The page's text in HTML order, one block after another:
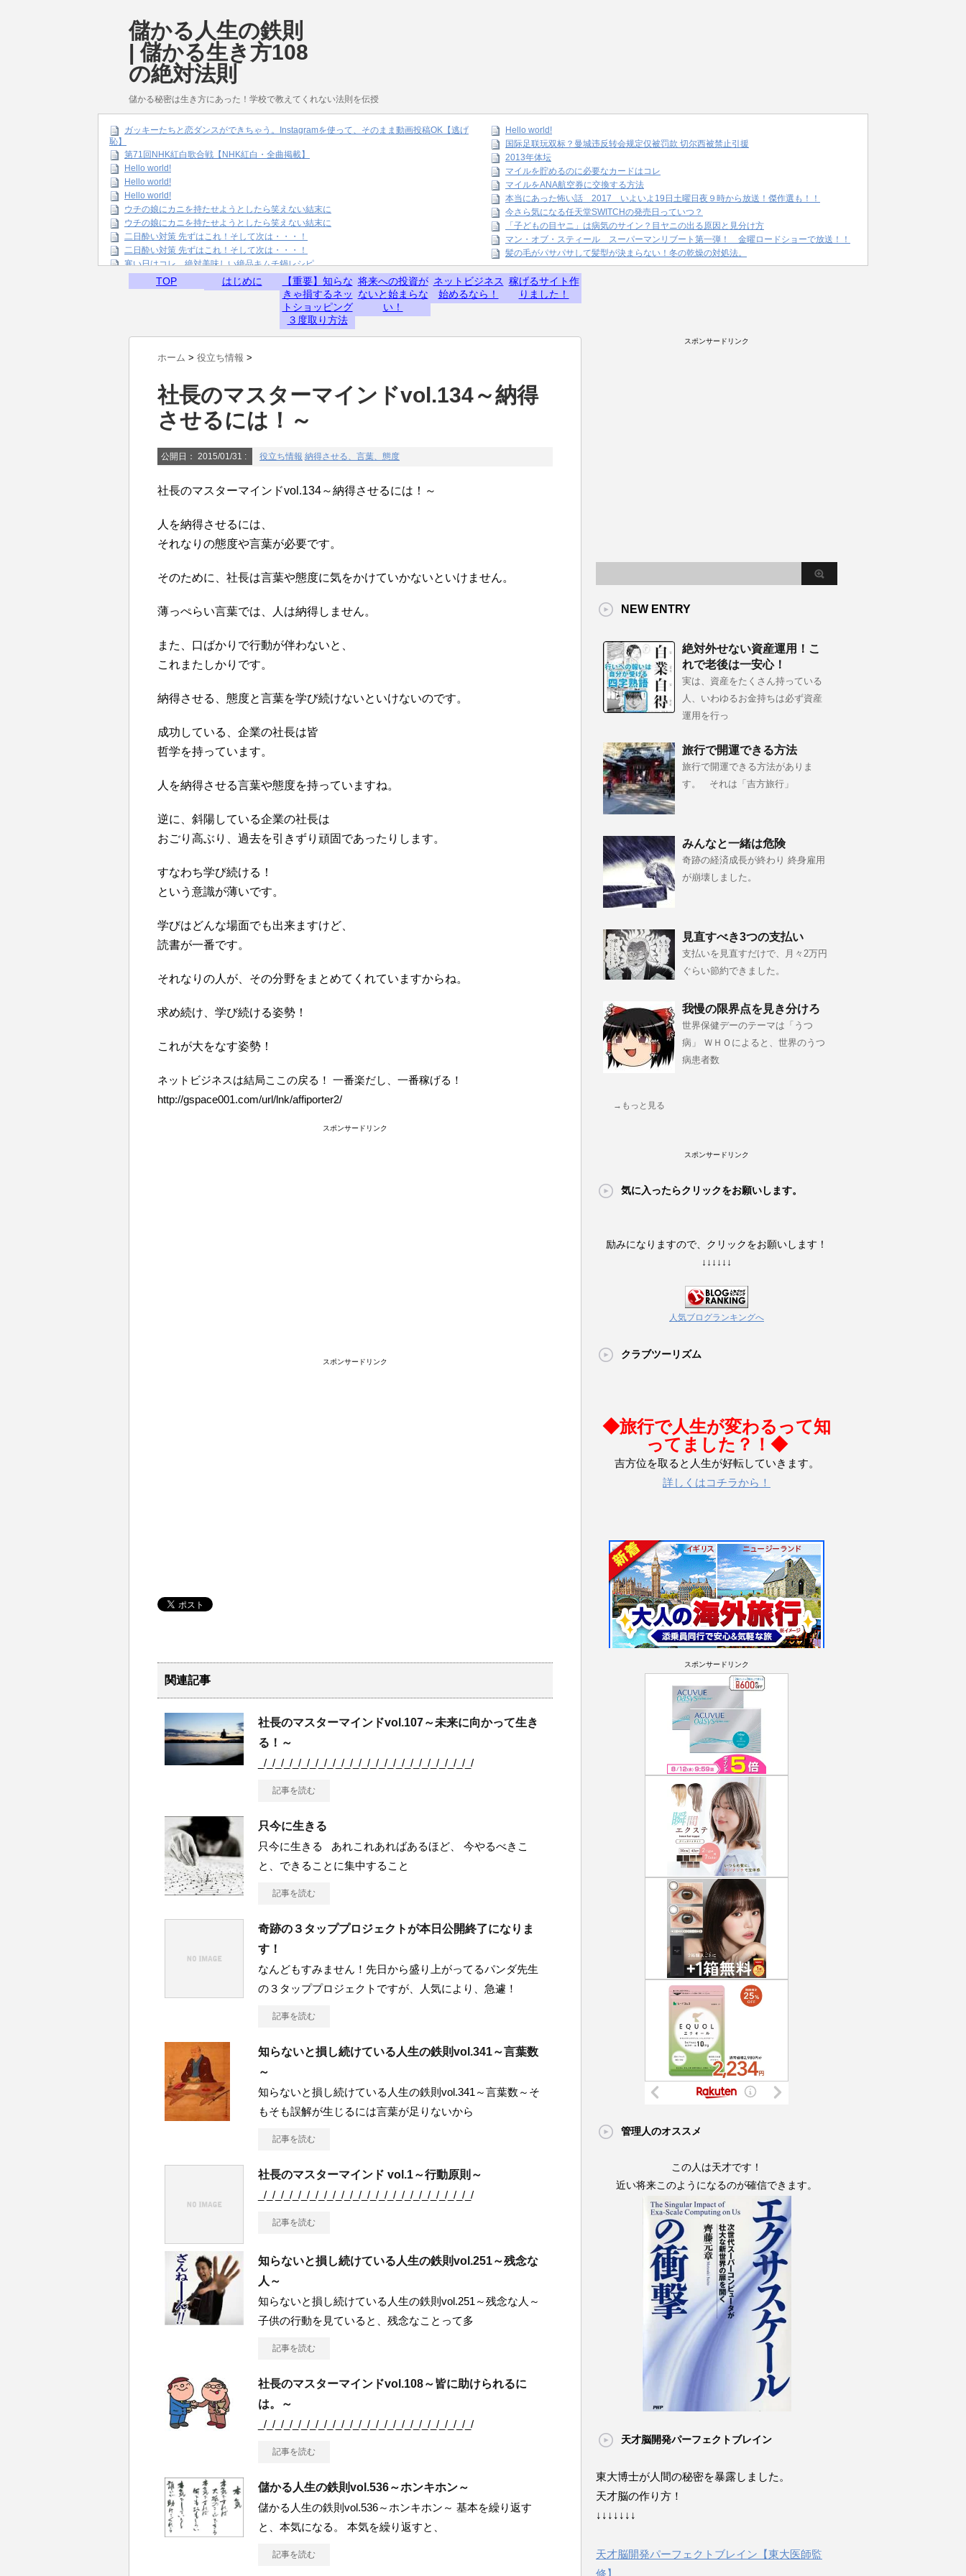
儲かる人生の鉄則
| 儲かる生き方108
の絶対法則
儲かる秘密は生き方にあった！学校で教えてくれない法則を伝授
ガッキーたちと恋ダンスができちゃう。Instagramを使って、そのまま動画投稿OK【逃げ
恥】
第71回NHK紅白歌合戦【NHK紅白・全曲掲載】
Hello world!
Hello world!
Hello world!
ウチの娘にカニを持たせようとしたら笑えない結末に
ウチの娘にカニを持たせようとしたら笑えない結末に
二日酔い対策 先ずはこれ！そして次は・・・！
二日酔い対策 先ずはこれ！そして次は・・・！
寒い日はコレ。絶対美味しい絶品キムチ鍋レシピ
Powered by livedoor 相互RSS
Hello world!
国际足联玩双标？曼城违反转会规定仅被罚款 切尔西被禁止引援
2013年体坛
マイルを貯めるのに必要なカードはコレ
マイルをANA航空券に交換する方法
本当にあった怖い話 2017 いよいよ19日土曜日夜９時から放送！傑作選も！！
今さら気になる任天堂SWITCHの発売日っていつ？
「子どもの目ヤニ」は病気のサイン？目ヤニの出る原因と見分け方
マン・オブ・スティール スーパーマンリブート第一弾！ 金曜ロードショーで放送！！
髪の毛がパサパサして髪型が決まらない！冬の乾燥の対処法。
TOP はじめに
【重要】知らな
きゃ損するネッ
トショッピング
３度取り方法
将来への投資が
ないと始まらな
い！
ネットビジネス
始めるなら！
稼げるサイト作
りました！
ホーム > 役立ち情報 >
社長のマスターマインドvol.134～納得
させるには！～
公開日： 2015/01/31 : 役立ち情報 納得させる、言葉、態度
社長のマスターマインドvol.134～納得させるには！～
人を納得させるには、
それなりの態度や言葉が必要です。
そのために、社長は言葉や態度に気をかけていかないといけません。
薄っぺらい言葉では、人は納得しません。
また、口ばかりで行動が伴わないと、
これまたしかりです。
納得させる、態度と言葉を学び続けないといけないのです。
成功している、企業の社長は皆
哲学を持っています。
人を納得させる言葉や態度を持っていますね。
逆に、斜陽している企業の社長は
おごり高ぶり、過去を引きずり頑固であったりします。
すなわち学び続ける！
という意識が薄いです。
学びはどんな場面でも出来ますけど、
読書が一番です。
それなりの人が、その分野をまとめてくれていますからね。
求め続け、学び続ける姿勢！
これが大をなす姿勢！
ネットビジネスは結局ここの戻る！ 一番楽だし、一番稼げる！
http://gspace001.com/url/lnk/affiporter2/
スポンサードリンク
スポンサードリンク
関連記事
社長のマスターマインドvol.107～未来に向かって生き
る！～
_/_/_/_/_/_/_/_/_/_/_/_/_/_/_/_/_/_/_/_/_/_/_/_/_/
記事を読む
只今に生きる
只今に生きる あれこれあればあるほど、 今やるべきこ
と、できることに集中すること
記事を読む
奇跡の３タッププロジェクトが本日公開終了になりま
す！
なんどもすみません！先日から盛り上がってるパンダ先生
の３タッププロジェクトですが、人気により、急遽！
記事を読む
知らないと損し続けている人生の鉄則vol.341～言葉数
～
知らないと損し続けている人生の鉄則vol.341～言葉数～そ
もそも誤解が生じるには言葉が足りないから
記事を読む
社長のマスターマインド vol.1～行動原則～
_/_/_/_/_/_/_/_/_/_/_/_/_/_/_/_/_/_/_/_/_/_/_/_/_/
記事を読む
知らないと損し続けている人生の鉄則vol.251～残念な
人～
知らないと損し続けている人生の鉄則vol.251～残念な人～
子供の行動を見ていると、残念なことって多
記事を読む
社長のマスターマインドvol.108～皆に助けられるに
は。～
_/_/_/_/_/_/_/_/_/_/_/_/_/_/_/_/_/_/_/_/_/_/_/_/_/
記事を読む
儲かる人生の鉄則vol.536～ホンキホン～
儲かる人生の鉄則vol.536～ホンキホン～ 基本を繰り返す
と、本気になる。 本気を繰り返すと、
記事を読む
スポンサードリンク
NEW ENTRY
絶対外せない資産運用！こ
れで老後は一安心！
実は、資産をたくさん持っている
人、いわゆるお金持ちは必ず資産
運用を行っ
旅行で開運できる方法
旅行で開運できる方法がありま
す。 それは「吉方旅行」
みんなと一緒は危険
奇跡の経済成長が終わり 終身雇用
が崩壊しました。
見直すべき3つの支払い
支払いを見直すだけで、月々2万円
ぐらい節約できました。
我慢の限界点を見き分けろ
世界保健デーのテーマは「うつ
病」 ＷＨＯによると、世界のうつ
病患者数
→もっと見る
スポンサードリンク
気に入ったらクリックをお願いします。
励みになりますので、クリックをお願いします！
↓↓↓↓↓↓
人気ブログランキングへ
クラブツーリズム
◆旅行で人生が変わるって知
ってました？！◆
吉方位を取ると人生が好転していきます。
詳しくはコチラから！
スポンサードリンク
管理人のオススメ
この人は天才です！
近い将来このようになるのが確信できます。
天才脳開発パーフェクトブレイン
東大博士が人間の秘密を暴露しました。
天才脳の作り方！
↓↓↓↓↓↓↓
天才脳開発パーフェクトブレイン【東大医師監
修】